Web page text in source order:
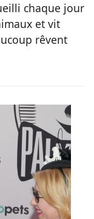
chaque jour
et vit
rêvent